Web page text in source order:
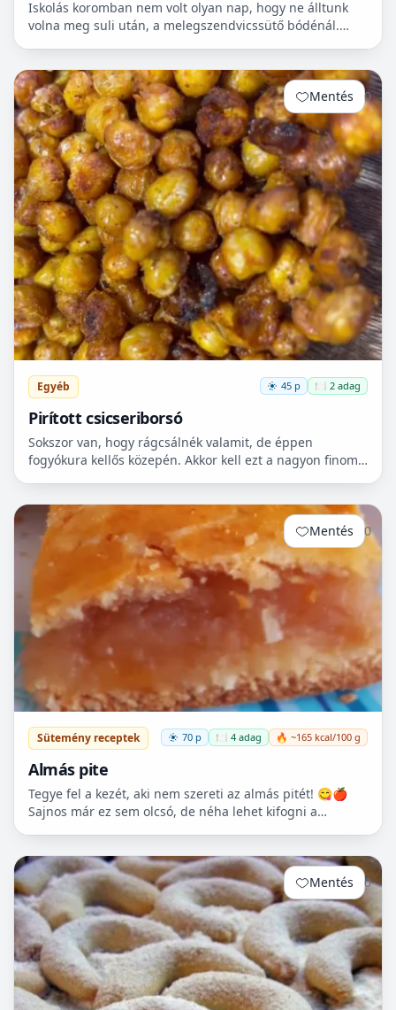
sütőbe
Iskolás koromban nem volt olyan nap, hogy ne álltunk
volna meg suli után, a melegszendvicssütő bódénál.
Mentés 0
Egyéb 45 p 🍽️ 2 adag
Pirított csicseriborsó
Sokszor van, hogy rágcsálnék valamit, de éppen
fogyókura kellős közepén. Akkor kell ezt a nagyon finom
Mentés 0
Sütemény receptek 70 p 🍽️ 4 adag 🔥 ~165 kcal/100 g
Almás pite
Tegye fel a kezét, aki nem szereti az almás pitét! 😋🍎
Sajnos már ez sem olcsó, de néha lehet kifogni a
Mentés 0